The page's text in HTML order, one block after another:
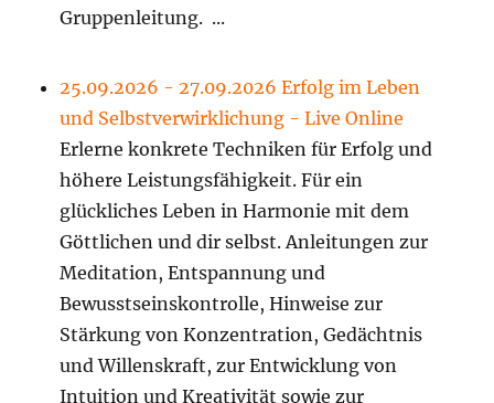
Gruppenleitung. ...
25.09.2026 - 27.09.2026 Erfolg im Leben
und Selbstverwirklichung - Live Online
Erlerne konkrete Techniken für Erfolg und
höhere Leistungsfähigkeit. Für ein
glückliches Leben in Harmonie mit dem
Göttlichen und dir selbst. Anleitungen zur
Meditation, Entspannung und
Bewusstseinskontrolle, Hinweise zur
Stärkung von Konzentration, Gedächtnis
und Willenskraft, zur Entwicklung von
Intuition und Kreativität sowie zur